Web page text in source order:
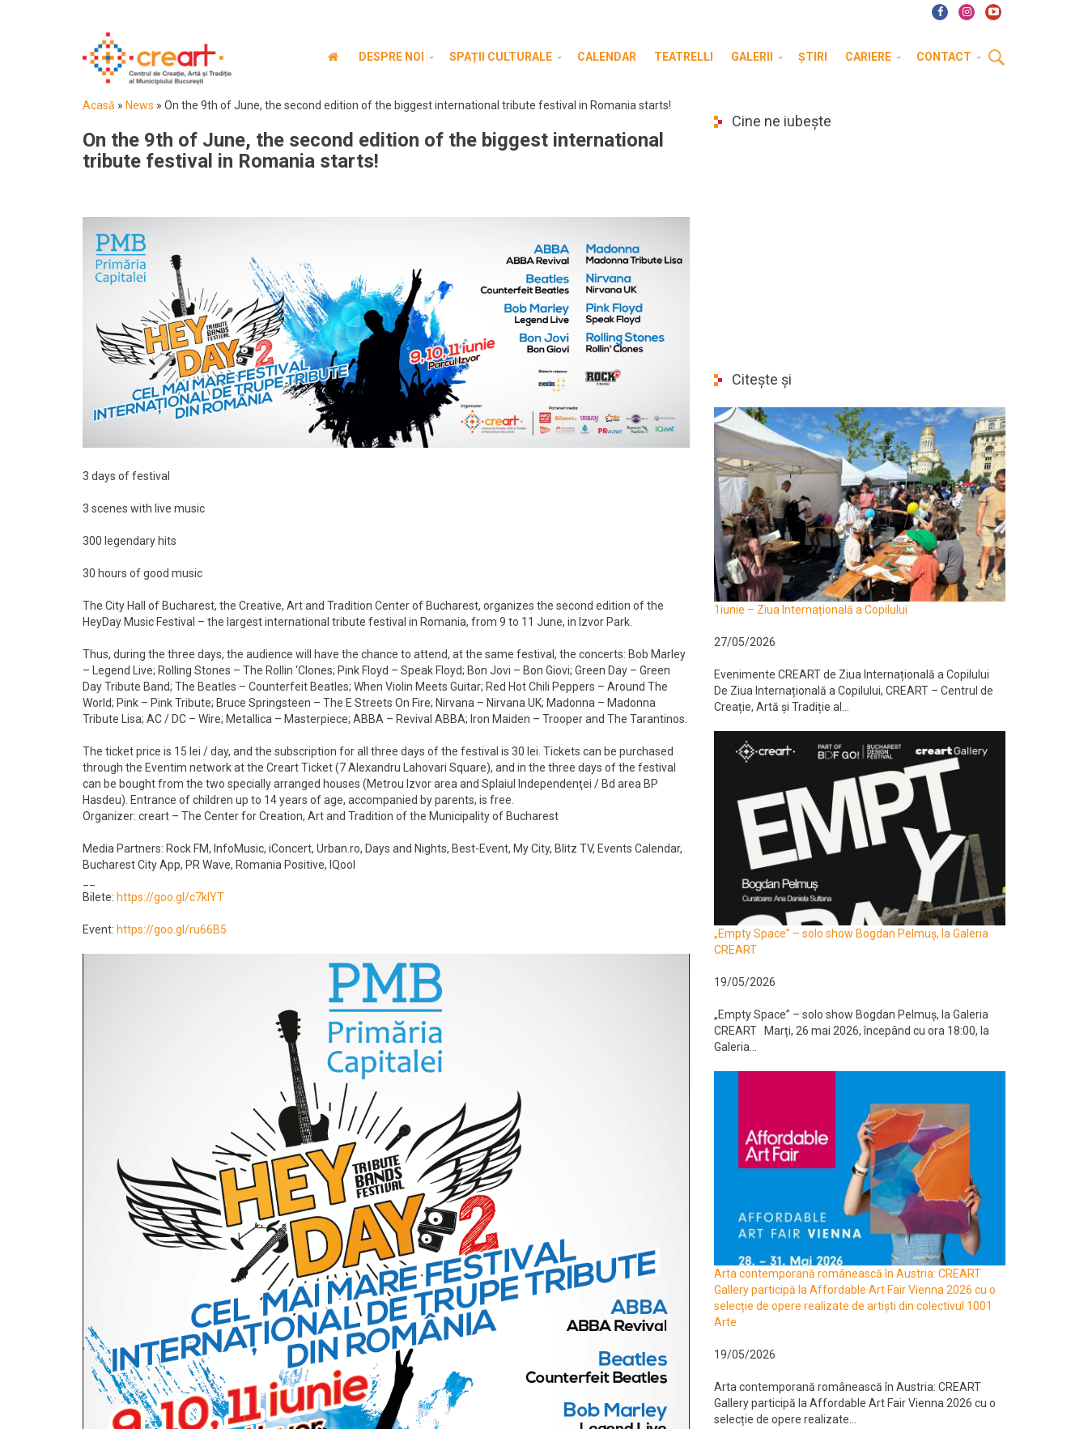
DESPRE NOI SPAȚII CULTURALE CALENDAR TEATRELLI GALERII ȘTIRI CARIERE CONTACT
Acasă » News » On the 9th of June, the second edition of the biggest international tribute festival in Romania starts!
On the 9th of June, the second edition of the biggest international
tribute festival in Romania starts!
3 days of festival
3 scenes with live music
300 legendary hits
30 hours of good music
The City Hall of Bucharest, the Creative, Art and Tradition Center of Bucharest, organizes the second edition of the
HeyDay Music Festival – the largest international tribute festival in Romania, from 9 to 11 June, in Izvor Park.
Thus, during the three days, the audience will have the chance to attend, at the same festival, the concerts: Bob Marley
– Legend Live; Rolling Stones – The Rollin ‘Clones; Pink Floyd – Speak Floyd; Bon Jovi – Bon Giovi; Green Day – Green
Day Tribute Band; The Beatles – Counterfeit Beatles; When Violin Meets Guitar; Red Hot Chili Peppers – Around The
World; Pink – Pink Tribute; Bruce Springsteen – The E Streets On Fire; Nirvana – Nirvana UK; Madonna – Madonna
Tribute Lisa; AC / DC – Wire; Metallica – Masterpiece; ABBA – Revival ABBA; Iron Maiden – Trooper and The Tarantinos.
The ticket price is 15 lei / day, and the subscription for all three days of the festival is 30 lei. Tickets can be purchased
through the Eventim network at the Creart Ticket (7 Alexandru Lahovari Square), and in the three days of the festival
can be bought from the two specially arranged houses (Metrou Izvor area and Splaiul Independenţei / Bd area BP
Hasdeu). Entrance of children up to 14 years of age, accompanied by parents, is free.
Organizer: creart – The Center for Creation, Art and Tradition of the Municipality of Bucharest
Media Partners: Rock FM, InfoMusic, iConcert, Urban.ro, Days and Nights, Best-Event, My City, Blitz TV, Events Calendar,
Bucharest City App, PR Wave, Romania Positive, IQool
Bilete: https://goo.gl/c7klYT
Event: https://goo.gl/ru66B5
Cine ne iubește
Citește și
1iunie – Ziua Internațională a Copilului
27/05/2026
Evenimente CREART de Ziua Internațională a Copilului
De Ziua Internațională a Copilului, CREART – Centrul de
Creație, Artă și Tradiție al...
„Empty Space” – solo show Bogdan Pelmuș, la Galeria
CREART
19/05/2026
„Empty Space” – solo show Bogdan Pelmuș, la Galeria
CREART Marți, 26 mai 2026, începând cu ora 18:00, la
Galeria...
Arta contemporană românească în Austria: CREART
Gallery participă la Affordable Art Fair Vienna 2026 cu o
selecție de opere realizate de artiști din colectivul 1001
Arte
19/05/2026
Arta contemporană românească în Austria: CREART
Gallery participă la Affordable Art Fair Vienna 2026 cu o
selecție de opere realizate...